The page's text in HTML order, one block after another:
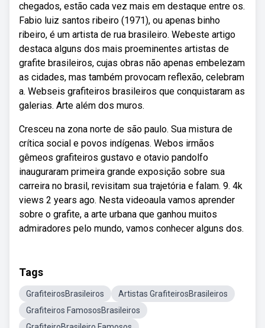
chegados, estão cada vez mais em destaque entre os.
Fabio luiz santos ribeiro (1971), ou apenas binho
ribeiro, é um artista de rua brasileiro. Webeste artigo
destaca alguns dos mais proeminentes artistas de
grafite brasileiros, cujas obras não apenas embelezam
as cidades, mas também provocam reflexão, celebram
a. Webseis grafiteiros brasileiros que conquistaram as
galerias. Arte além dos muros.
Cresceu na zona norte de são paulo. Sua mistura de
crítica social e povos indígenas. Webos irmãos
gêmeos grafiteiros gustavo e otavio pandolfo
inauguraram primeira grande exposição sobre sua
carreira no brasil, revisitam sua trajetória e falam. 9. 4k
views 2 years ago. Nesta videoaula vamos aprender
sobre o grafite, a arte urbana que ganhou muitos
admiradores pelo mundo, vamos conhecer alguns dos.
Tags
GrafiteirosBrasileiros
Artistas GrafiteirosBrasileiros
Grafiteiros FamososBrasileiros